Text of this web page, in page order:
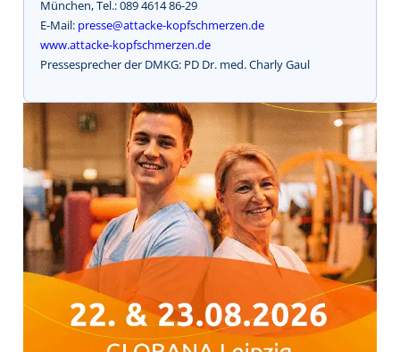
München, Tel.: 089 4614 86-29
E-Mail: presse@attacke-kopfschmerzen.de
www.attacke-kopfschmerzen.de
Pressesprecher der DMKG: PD Dr. med. Charly Gaul